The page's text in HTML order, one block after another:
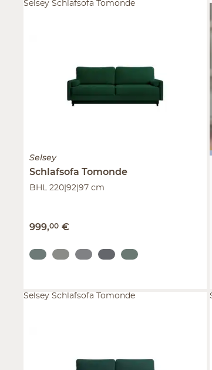
Selsey
Schlafsofa Tomonde
BHL 220|92|97 cm
999,00 €
Selsey Schlafsofa Tomonde
Selsey Schlafsofa Tomonde